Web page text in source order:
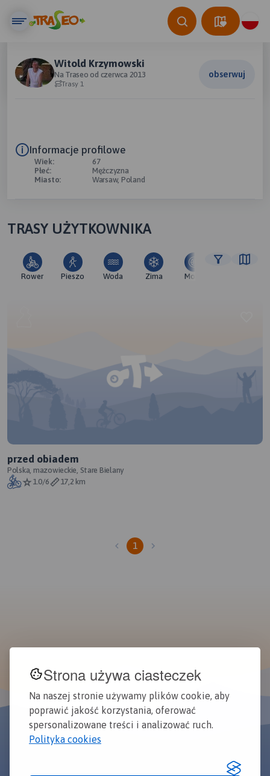
Strona używa ciasteczek
Na naszej stronie używamy plików cookie, aby
poprawić jakość korzystania, oferować
spersonalizowane treści i analizować ruch.
Polityka cookies
Witold Krzymowski
Na Traseo od czerwca 2013
Trasy 1
obserwuj
Informacje profilowe
Wiek:
67
Płeć:
Mężczyzna
Miasto:
Warsaw, Poland
TRASY UŻYTKOWNIKA
Rower Pieszo Woda Zima Moto
przed obiadem
Polska, mazowieckie, Stare Bielany
1.0/6
17,2 km
1